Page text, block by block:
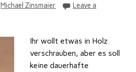
Michael Zinsmaier
Leave a
Ihr wollt etwas in Holz
verschrauben, aber es soll
keine dauerhafte